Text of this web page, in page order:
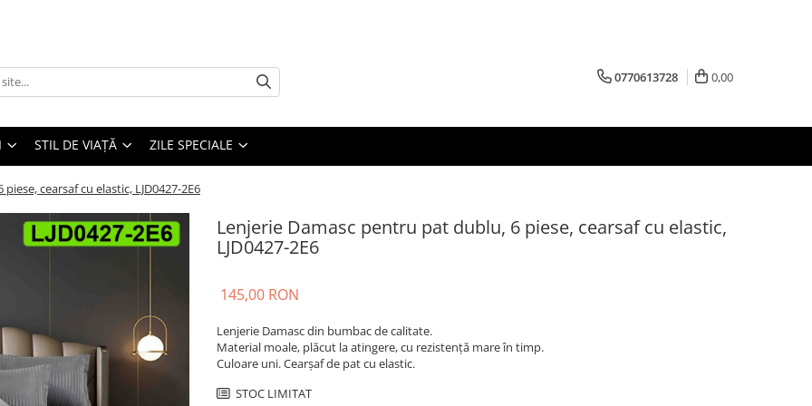
0770613728 0,00
STIL DE VIAȚĂ ZILE SPECIALE
cearsaf cu elastic, LJD0427-2E6
Lenjerie Damasc pentru pat dublu, 6 piese, cearsaf cu elastic,
LJD0427-2E6
145,00 RON
Lenjerie Damasc din bumbac de calitate.
Material moale, plăcut la atingere, cu rezistență mare în timp.
Culoare uni. Cearșaf de pat cu elastic.
STOC LIMITAT